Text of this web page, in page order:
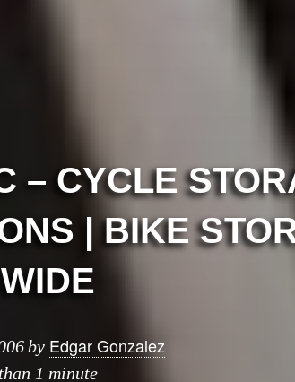
– CYCLE
| BIKE
by Edgar Gonzalez
1 minute